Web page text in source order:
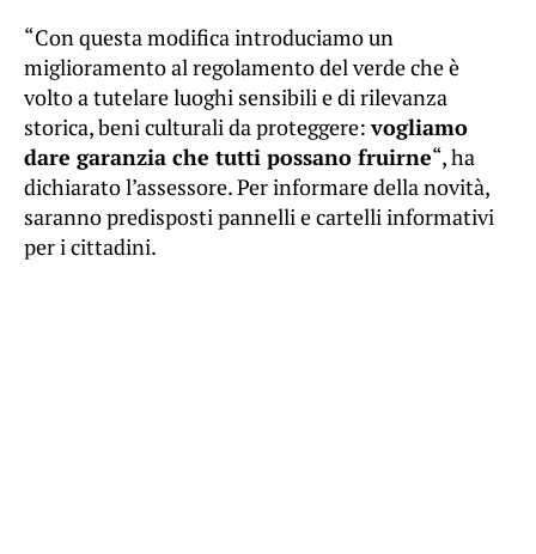
“Con questa modifica introduciamo un
miglioramento al regolamento del verde che è
volto a tutelare luoghi sensibili e di rilevanza
storica, beni culturali da proteggere:vogliamo
dare garanzia che tutti possano fruirne“, ha
dichiarato l’assessore. Per informare della novità,
saranno predisposti pannelli e cartelli informativi
per i cittadini.